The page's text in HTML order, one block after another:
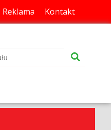
Reklama Kontakt